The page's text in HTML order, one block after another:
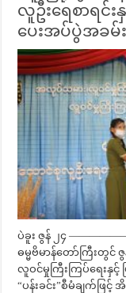
လူဦးရေစာရင်း
ပေးအပ်ပွဲအခမ်
ပဲခူး ဇွန် ၂၄
ဓမ္မဗိမာန်တော်ကြီးတွင်
လူဝင်မှုကြီးကြပ်ရေးနှင့်
“ပန်းခင်း”စီမံချက်ဖြင့်